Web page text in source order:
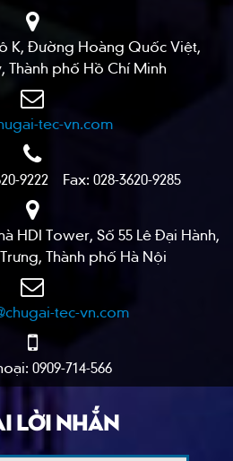
K, Đường Hoàng Quốc Việt,
Thành phố Hồ Chí Minh
tec-vn.com
9222 Fax: 028-3620-9285
HDI Tower, Số 55 Lê Đại Hành,
Thành phố Hà Nội
tec-vn.com
0909-714-566
LỜI NHẮN